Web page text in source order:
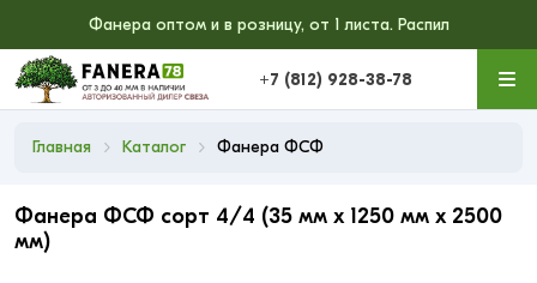
Фанера оптом и в розницу, от 1 листа. Распил
+7 (812) 928-38-78
Главная Каталог Фанера ФСФ
Фанера ФСФ сорт 4/4 (35 мм x 1250 мм x 2500
мм)